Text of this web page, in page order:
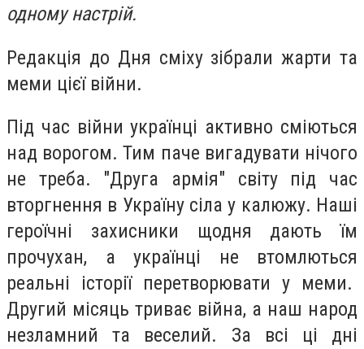
одному настрій.
Редакція до Дня сміху зібрали жарти та
меми цієї війни.
Під час війни українці активно сміються
над ворогом. Тим паче вигадувати нічого
не треба. "Друга армія" світу під час
вторгнення в Україну сіла у калюжу. Наші
героїчні захисники щодня дають їм
прочухан, а українці не втомлються
реальні історії перетворювати у меми.
Другий місяць триває війна, а наш народ
незламний та веселий. За всі ці дні